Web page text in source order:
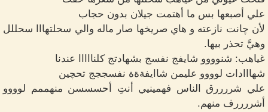
علي أصبعها بس ما أهتمت جيلان بدون حجاب
لأن چانت نازعته و هاي صريخها صار ماله والي سحلتهااا سحللل
وهيَّ تحذر بيها.
غياهب: شنوووو شايفج نفسج بشهادتج كلنااااا عندنا
شهااادات لوووو عليمن شاايفةةة نفسججج تحچين
علي شررررق الناس فهمينيي أنتِ أحسسسن منهممم لوووو
أشررررف منهم.